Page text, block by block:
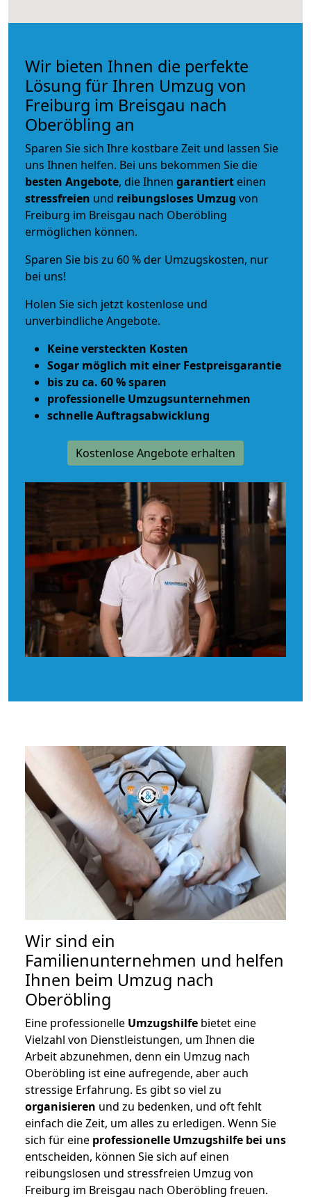
Wir bieten Ihnen die perfekte
Lösung für Ihren Umzug von
Freiburg im Breisgau nach
Oberöbling an
Sparen Sie sich Ihre kostbare Zeit und lassen Sie
uns Ihnen helfen. Bei uns bekommen Sie die
besten Angebote, die Ihnen garantiert einen
stressfreien und reibungsloses Umzug von
Freiburg im Breisgau nach Oberöbling
ermöglichen können.
Sparen Sie bis zu 60 % der Umzugskosten, nur
bei uns!
Holen Sie sich jetzt kostenlose und
unverbindliche Angebote.
Keine versteckten Kosten
Sogar möglich mit einer Festpreisgarantie
bis zu ca. 60 % sparen
professionelle Umzugsunternehmen
schnelle Auftragsabwicklung
Kostenlose Angebote erhalten
Wir sind ein
Familienunternehmen und helfen
Ihnen beim Umzug nach
Oberöbling
Eine professionelle Umzugshilfe bietet eine
Vielzahl von Dienstleistungen, um Ihnen die
Arbeit abzunehmen, denn ein Umzug nach
Oberöbling ist eine aufregende, aber auch
stressige Erfahrung. Es gibt so viel zu
organisieren und zu bedenken, und oft fehlt
einfach die Zeit, um alles zu erledigen. Wenn Sie
sich für eine professionelle Umzugshilfe bei uns
entscheiden, können Sie sich auf einen
reibungslosen und stressfreien Umzug von
Freiburg im Breisgau nach Oberöbling freuen.